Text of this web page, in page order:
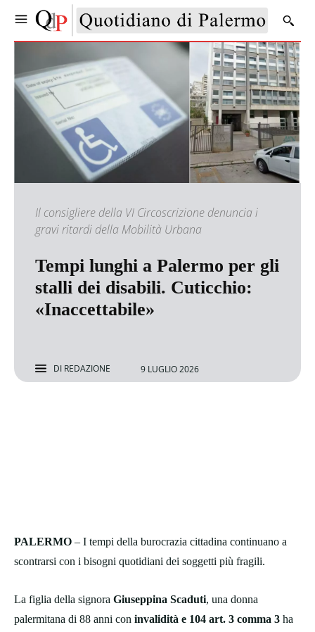
Il consigliere della VI Circoscrizione denuncia i
gravi ritardi della Mobilità Urbana
Tempi lunghi a Palermo per gli
stalli dei disabili. Cuticchio:
«Inaccettabile»
DI REDAZIONE 9 LUGLIO 2026
PALERMO – I tempi della burocrazia cittadina continuano a
scontrarsi con i bisogni quotidiani dei soggetti più fragili.
La figlia della signora Giuseppina Scaduti, una donna
palermitana di 88 anni con invalidità e 104 art. 3 comma 3 ha